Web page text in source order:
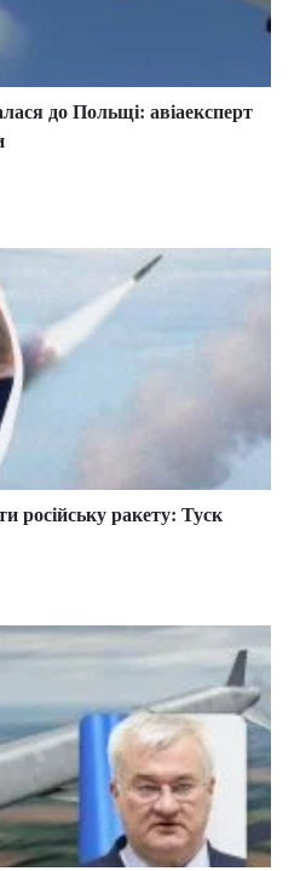
до Польщі: авіаексперт
російську ракету: Туск